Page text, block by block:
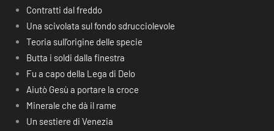
Contratti dal freddo
Una scivolata sul fondo sdrucciolevole
Teoria sull’origine delle specie
Butta i soldi dalla finestra
Fu a capo della Lega di Delo
Aiutò Gesù a portare la croce
Minerale che dà il rame
Un sestiere di Venezia